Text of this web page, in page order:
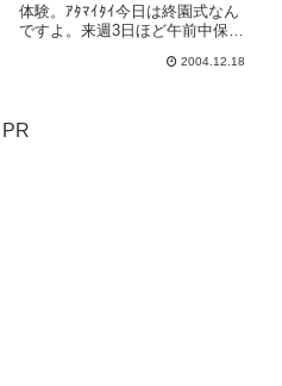
体験。ｱﾀﾏｲﾀｲ今日は終園式なん
ですよ。来週3日ほど午前中保育
ホやってるんでお休みさせまし
子を考慮してですよ。夫がプレ...
2004.12.18
PR